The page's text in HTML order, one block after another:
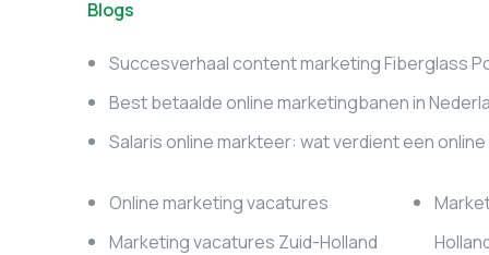
Blogs
Succesverhaal content marketing Fiberglass
Best betaalde online marketingbanen in
Salaris online markteer: wat verdient een
Online marketing vacatures
Marketing vacatures Zuid-Holland